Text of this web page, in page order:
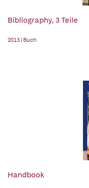
Bibliography, 3 Teile
2013 | Buch
Handbook